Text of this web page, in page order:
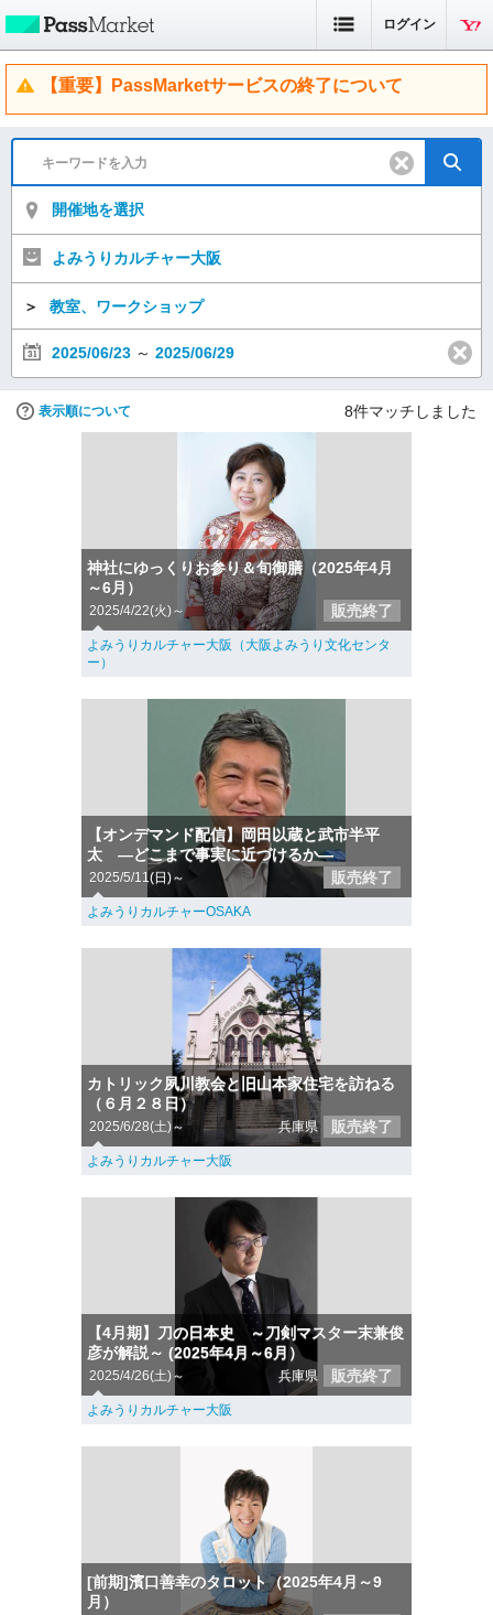
ログイン
【重要】PassMarketサービスの終了について
開催地を選択
よみうりカルチャー大阪
＞ 教室、ワークショップ
2025/06/23 ～ 2025/06/29
表示順について 8件マッチしました
神社にゆっくりお参り＆旬御膳（2025年4月
～6月）
2025/4/22(火)～ 販売終了
よみうりカルチャー大阪（大阪よみうり文化センタ
ー）
【オンデマンド配信】岡田以蔵と武市半平
太 ―どこまで事実に近づけるか―
2025/5/11(日)～ 販売終了
よみうりカルチャーOSAKA
カトリック夙川教会と旧山本家住宅を訪ねる
（６月２８日）
2025/6/28(土)～ 兵庫県 販売終了
よみうりカルチャー大阪
【4月期】刀の日本史 ～刀剣マスター末兼俊
彦が解説～ (2025年4月～6月）
2025/4/26(土)～ 兵庫県 販売終了
よみうりカルチャー大阪
[前期]濱口善幸のタロット（2025年4月～9
月）